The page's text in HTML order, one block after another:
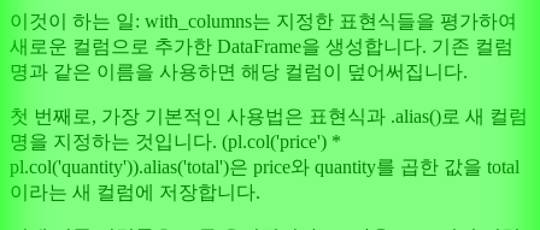
이것이 하는 일: with_columns는 지정한 표현식들을 평가하여
새로운 컬럼으로 추가한 DataFrame을 생성합니다. 기존 컬럼
명과 같은 이름을 사용하면 해당 컬럼이 덮어써집니다.
첫 번째로, 가장 기본적인 사용법은 표현식과 .alias()로 새 컬럼
명을 지정하는 것입니다. (pl.col('price') *
pl.col('quantity')).alias('total')은 price와 quantity를 곱한 값을 total
이라는 새 컬럼에 저장합니다.